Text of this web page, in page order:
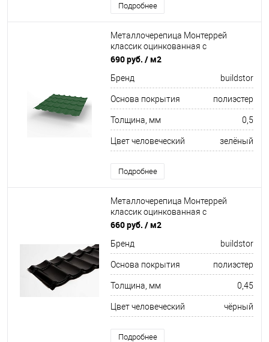
Подробнее
Металлочерепица Монтеррей
классик оцинкованная с
полимерным покрытием
690 руб. / м2
Бренд buildstor
Основа покрытия полиэстер
Толщина, мм 0,5
Цвет человеческий зелёный
Подробнее
Металлочерепица Монтеррей
классик оцинкованная с
полимерным покрытием
660 руб. / м2
Бренд buildstor
Основа покрытия полиэстер
Толщина, мм 0,45
Цвет человеческий чёрный
Подробнее